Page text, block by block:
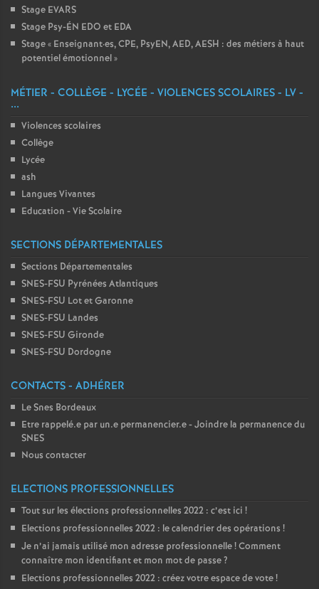
Stage EVARS
Stage Psy-ÉN EDO et EDA
Stage « Enseignant·es, CPE, PsyEN, AED, AESH : des métiers à haut
potentiel émotionnel»
MÉTIER - COLLÈGE - LYCÉE - VIOLENCES SCOLAIRES - LV -
...
Violences scolaires
Collège
Lycée
ash
Langues Vivantes
Education - Vie Scolaire
SECTIONS DÉPARTEMENTALES
Sections Départementales
SNES-FSU Pyrénées Atlantiques
SNES-FSU Lot et Garonne
SNES-FSU Landes
SNES-FSU Gironde
SNES-FSU Dordogne
CONTACTS - ADHÉRER
Le Snes Bordeaux
Etre rappelé.e par un.e permanencier.e - Joindre la permanence du
SNES
Nous contacter
ELECTIONS PROFESSIONNELLES
Tout sur les élections professionnelles 2022 : c’est ici !
Elections professionnelles 2022 : le calendrier des opérations !
Je n’ai jamais utilisé mon adresse professionnelle! Comment
connaître mon identifiant et mon mot de passe?
Elections professionnelles 2022 : créez votre espace de vote!